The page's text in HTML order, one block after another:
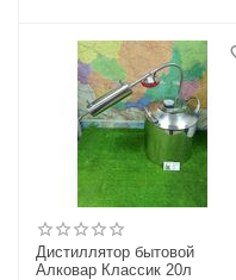
Дистиллятор бытовой
Алковар Классик 20л